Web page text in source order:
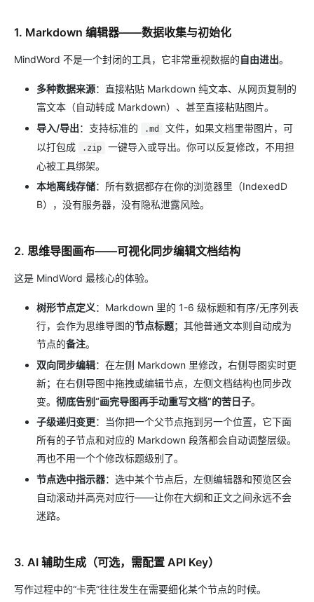
1. Markdown 编辑器——数据收集与初始化
MindWord 不是一个封闭的工具，它非常重视数据的自由进出。
多种数据来源：直接粘贴 Markdown 纯文本、从网页复制的
富文本（自动转成 Markdown）、甚至直接粘贴图片。
导入/导出：支持标准的 .md
文件，如果文档里带图片，可
以打包成
.zip
一键导入或导出。你可以反复修改，不用担
心被工具绑架。
本地离线存储：所有数据都存在你的浏览器里（IndexedD
B），没有服务器，没有隐私泄露风险。
2. 思维导图画布——可视化同步编辑文档结构
这是 MindWord 最核心的体验。
树形节点定义：Markdown 里的 1-6 级标题和有序/无序列表
行，会作为思维导图的节点标题；其他普通文本则自动成为
节点的备注。
双向同步编辑：在左侧 Markdown 里修改，右侧导图实时更
新；在右侧导图中拖拽或编辑节点，左侧文档结构也同步改
变。 彻底告别“画完导图再手动重写文档”的苦日子。
子级递归变更：当你把一个父节点拖到另一个位置，它下面
所有的子节点和对应的 Markdown 段落都会自动调整层级。
再也不用一个个修改标题级别了。
节点选中指示器：选中某个节点后，左侧编辑器和预览区会
自动滚动并高亮对应行——让你在大纲和正文之间永远不会
迷路。
3. AI 辅助生成（可选，需配置 API Key）
写作过程中的“卡壳”往往发生在需要细化某个节点的时候。